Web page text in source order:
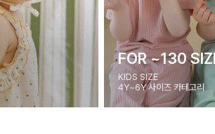
FOR ~130
KIDS SIZE
4Y~6Y 사이즈 카테고리